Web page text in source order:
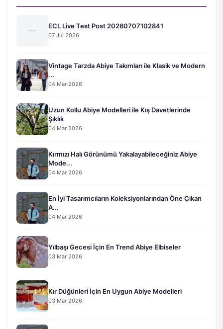
ECL Live Test Post 20260707102841
07 Jul 2026
Vintage Tarzda Abiye Takımları ile Klasik ve Modern
...
04 Mar 2026
Uzun Kollu Abiye Modelleri ile Kış Davetlerinde
Şıklık
04 Mar 2026
Kırmızı Halı Görünümü Yakalayabileceğiniz Abiye
Mode...
04 Mar 2026
En İyi Tasarımcıların Koleksiyonlarından Öne Çıkan
A...
04 Mar 2026
Yılbaşı Gecesi İçin En Trend Abiye Elbiseler
03 Mar 2026
Kır Düğünleri İçin En Uygun Abiye Modelleri
03 Mar 2026